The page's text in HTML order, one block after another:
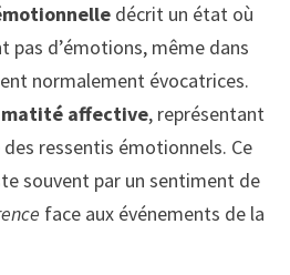
décrit un état où
pas d’émotions, même dans
normalement évocatrices.
matité affective, représentant
ressentis émotionnels. Ce
souvent par un sentiment de
face aux événements de la